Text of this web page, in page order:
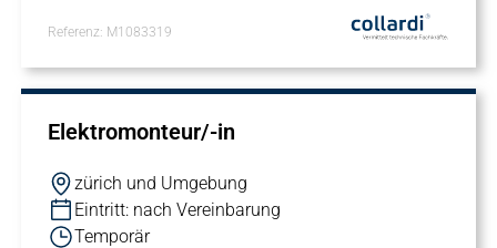
Referenz: M1083319
Elektromonteur/-in
zürich und Umgebung
Eintritt: nach Vereinbarung
Temporär